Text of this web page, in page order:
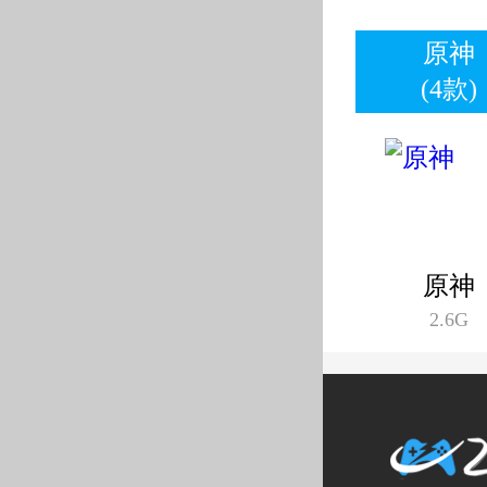
原神
(4款)
原神
2.6G